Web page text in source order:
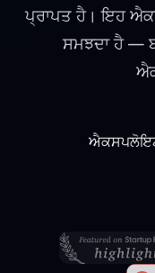
ਪ੍ਰਾਪਤ ਹੈ। ਇਹ
ਸਮਝਦਾ ਹੈ —